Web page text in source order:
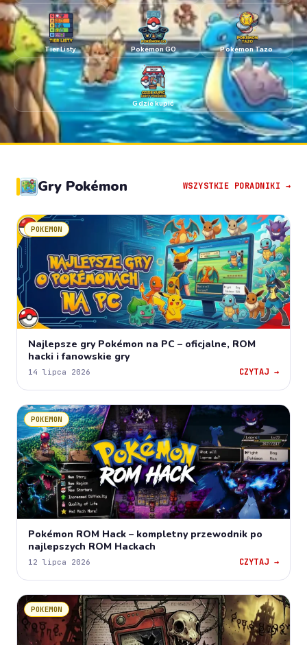
Tier Listy Pokémon GO Pokémon Tazo
Gdzie kupić
Gry Pokémon WSZYSTKIE PORADNIKI →
POKEMON
Najlepsze gry Pokémon na PC – oficjalne, ROM
hacki i fanowskie gry
14 lipca 2026 CZYTAJ →
POKEMON
Pokémon ROM Hack – kompletny przewodnik po
najlepszych ROM Hackach
12 lipca 2026 CZYTAJ →
POKEMON